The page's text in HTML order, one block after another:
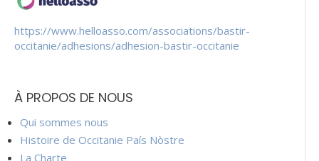
https://www.helloasso.com/associations/bastir-
occitanie/adhesions/adhesion-bastir-occitanie
À PROPOS DE NOUS
Qui sommes nous
Histoire de Occitanie País Nòstre
La Charte